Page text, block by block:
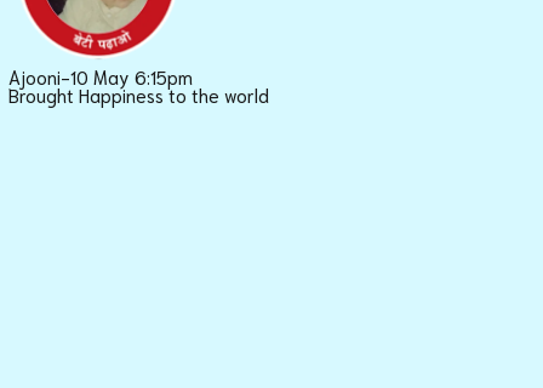
Ajooni-10 May 6:15pm
Brought Happiness to the world